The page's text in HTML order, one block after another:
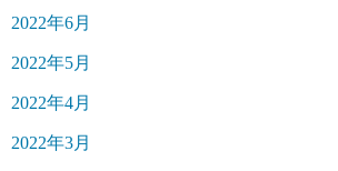
2022年6月
2022年5月
2022年4月
2022年3月